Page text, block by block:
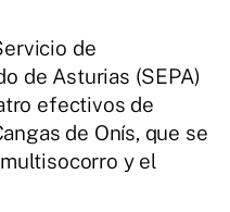
de
de Asturias (SEPA)
efectivos de
de Onís, que se
y el